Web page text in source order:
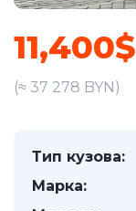
11,400$
(≈ 37 278 BYN)
Тип кузова:
Марка: